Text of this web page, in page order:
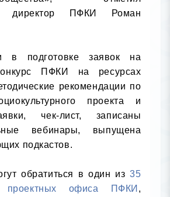
директор ПФКИ Роман
в подготовке заявок на
ПФКИ на ресурсах
рекомендации по
проекта и
чек-лист, записаны
вебинары, выпущена
подкастов.
обратиться в один из 35
проектных офиса ПФКИ ,